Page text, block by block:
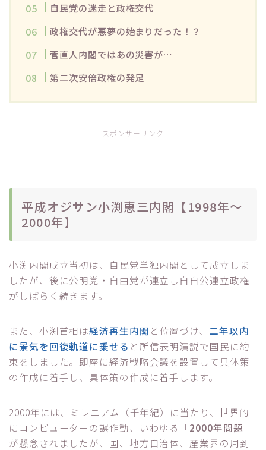
自民党の迷走と政権交代
政権交代が悪夢の始まりだった！？
菅直人内閣ではあの災害が…
第二次安倍政権の発足
スポンサーリンク
平成オジサン小渕恵三内閣【1998年～
2000年】
小渕内閣成立当初は、自民党単独内閣として成立しま
したが、後に公明党・自由党が連立し自自公連立政権
がしばらく続きます。
また、小渕首相は経済再生内閣 と位置づけ、 二年以内
に景気を回復軌道に乗せる と所信表明演説で国民に約
束をしました。即座に経済戦略会議を設置して具体策
の作成に着手し、具体策の作成に着手します。
2000年には、ミレニアム（千年紀）に当たり、世界的
にコンピューターの誤作動、いわゆる「2000年問題 」
が懸念されましたが、国、地方自治体、産業界の周到